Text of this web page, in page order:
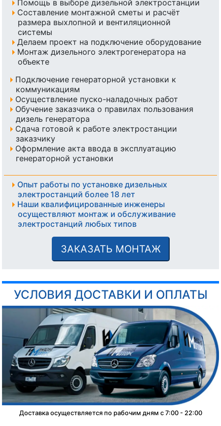
Помощь в выборе дизельной электростанции
Составление монтажной сметы и расчёт
размера выхлопной и вентиляционной
системы
Делаем проект на подключение оборудование
Монтаж дизельного электрогенератора на
объекте
Подключение генераторной установки к
коммуникациям
Осуществление пуско-наладочных работ
Обучение заказчика о правилах пользования
дизель генератора
Сдача готовой к работе электростанции
заказчику
Оформление акта ввода в эксплуатацию
генераторной установки
Опыт работы по установке дизельных
электростанций более 18 лет
Наши квалифицированные инженеры
осуществляют монтаж и обслуживание
электростанций любых типов
ЗАКАЗАТЬ МОНТАЖ
УСЛОВИЯ ДОСТАВКИ И ОПЛАТЫ
Доставка осуществляется по рабочим дням с 7:00 - 22:00